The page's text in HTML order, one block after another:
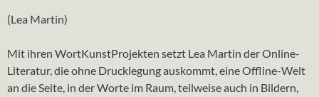
(Lea Martin)
Mit ihren WortKunstProjekten setzt Lea Martin der Online-
Literatur, die ohne Drucklegung auskommt, eine Offline-Welt
an die Seite, in der Worte im Raum, teilweise auch in Bildern,